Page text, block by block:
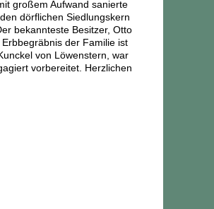
großem Aufwand sanierte
dörflichen Siedlungskern
bekannteste Besitzer, Otto
der Familie ist
von Löwenstern, war
vorbereitet. Herzlichen